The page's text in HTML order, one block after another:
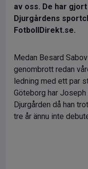
av oss. De har
Djurgårdens
FotbollDirekt.se.
Medan Besard
genombrott redan
ledning med ett par
Göteborg har
Djurgården då han
tre år ännu inte